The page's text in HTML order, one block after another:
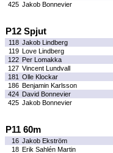
425 Jakob Bonnevier
P12 Spjut
118 Jakob Lindberg
119 Love Lindberg
122 Per Lomakka
127 Vincent Lundvall
181 Olle Klockar
186 Benjamin Karlsson
424 David Bonnevier
425 Jakob Bonnevier
P11 60m
16 Jakob Ekström
18 Erik Sahlén Martin